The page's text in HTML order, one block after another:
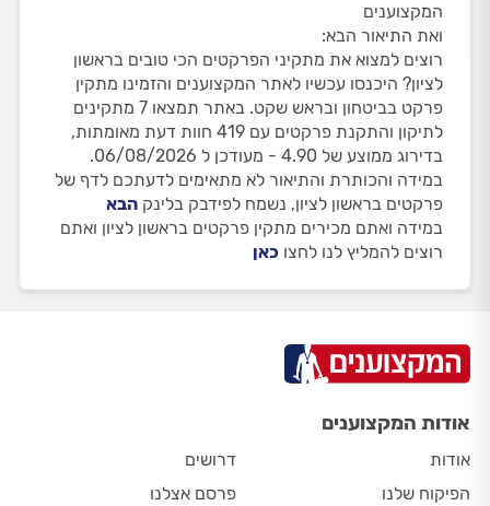
המקצוענים
ואת התיאור הבא:
רוצים למצוא את מתקיני הפרקטים הכי טובים בראשון
לציון? היכנסו עכשיו לאתר המקצוענים והזמינו מתקין
פרקט בביטחון ובראש שקט. באתר תמצאו 7 מתקינים
לתיקון והתקנת פרקטים עם 419 חוות דעת מאומתות,
בדירוג ממוצע של 4.90 - מעודכן ל 06/08/2026.
במידה והכותרת והתיאור לא מתאימים לדעתכם לדף של
פרקטים בראשון לציון, נשמח לפידבק בלינק הבא
במידה ואתם מכירים מתקין פרקטים בראשון לציון ואתם
רוצים להמליץ לנו לחצו כאן
אודות המקצוענים
אודות
הפיקוח שלנו
דרושים
פרסם אצלנו